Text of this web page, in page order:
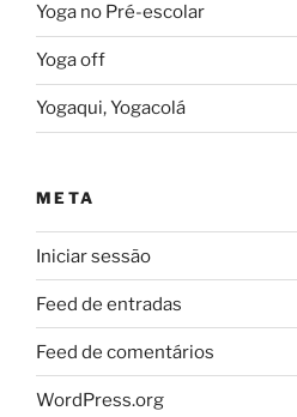
Yoga no Pré-escolar
Yoga off
Yogaqui, Yogacolá
META
Iniciar sessão
Feed de entradas
Feed de comentários
WordPress.org